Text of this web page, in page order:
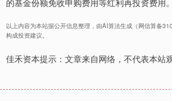
的基金份额免收申购费用等红利再投资费用。
以上内容为本站据公开信息整理，由AI算法生成（网信算备
构成投资建议。
佳禾资本提示：文章来自网络，不代表本站观